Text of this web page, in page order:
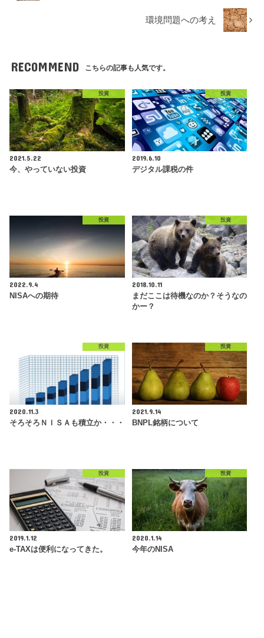
環境問題への考え
RECOMMEND こちらの記事も人気です。
投資
2021.5.22
今、やっていない投資
投資
2019.6.10
デジタル課税の件
投資
2022.9.4
NISAへの期待
投資
2018.10.11
まだここは待機なのか？そうなの
かー？
投資
2020.11.3
そろそろＮＩＳＡも積立か・・・
投資
2021.9.14
BNPL銘柄について
投資
2019.1.12
e-TAXは便利になってきた。
投資
2020.1.14
今年のNISA